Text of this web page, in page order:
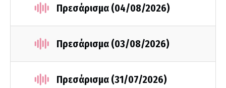
Πρεσάρισμα (04/08/2026)
Πρεσάρισμα (03/08/2026)
Πρεσάρισμα (31/07/2026)